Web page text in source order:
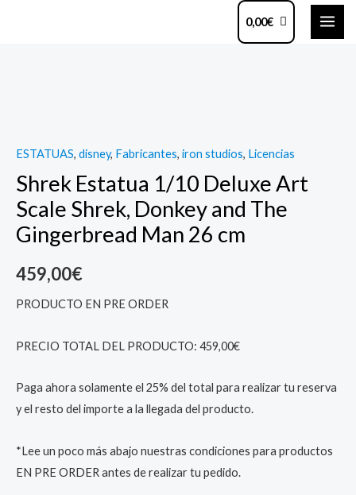
0,00€
ESTATUAS, disney, Fabricantes, iron studios, Licencias
Shrek Estatua 1/10 Deluxe Art
Scale Shrek, Donkey and The
Gingerbread Man 26 cm
459,00€
PRODUCTO EN PRE ORDER
PRECIO TOTAL DEL PRODUCTO: 459,00€
Paga ahora solamente el 25% del total para realizar tu reserva
y el resto del importe a la llegada del producto.
*Lee un poco más abajo nuestras condiciones para productos
EN PRE ORDER antes de realizar tu pedido.
Art
Scale
Shrek,
Donkey
and
The
Gingerbread
Man
cm